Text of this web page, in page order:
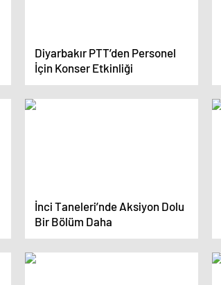
Diyarbakır PTT’den Personel
İçin Konser Etkinliği
İnci Taneleri’nde Aksiyon Dolu
Bir Bölüm Daha